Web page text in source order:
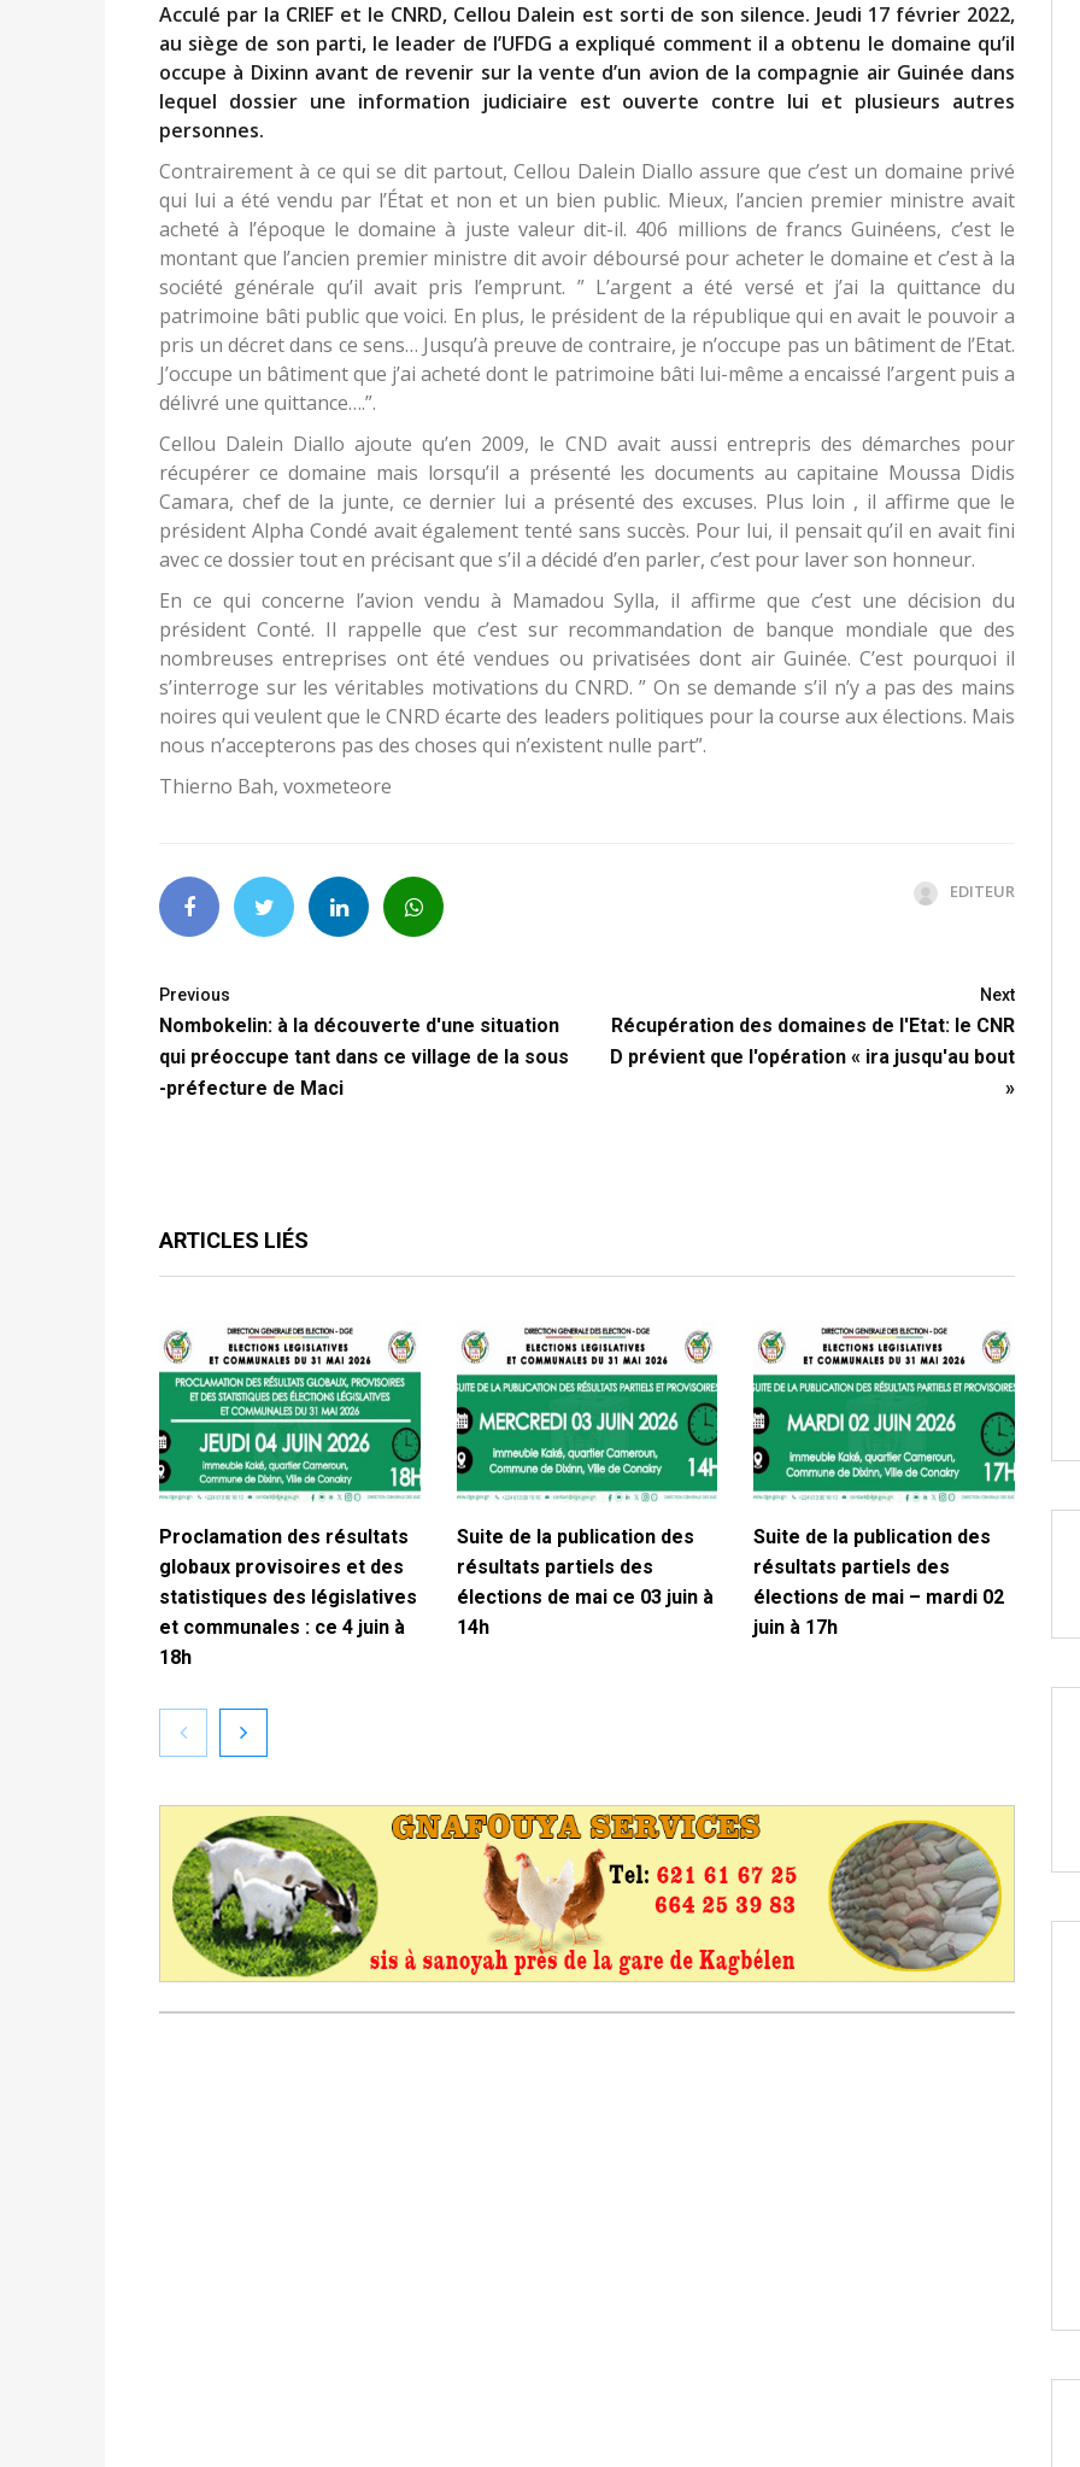
Acculé par la CRIEF et le CNRD, Cellou Dalein est sorti de son silence. Jeudi 17 février 2022,
au siège de son parti, le leader de l’UFDG a expliqué comment il a obtenu le domaine qu’il
occupe à Dixinn avant de revenir sur la vente d’un avion de la compagnie air Guinée dans
lequel dossier une information judiciaire est ouverte contre lui et plusieurs autres
personnes.
Contrairement à ce qui se dit partout, Cellou Dalein Diallo assure que c’est un domaine privé
qui lui a été vendu par l’État et non et un bien public. Mieux, l’ancien premier ministre avait
acheté à l’époque le domaine à juste valeur dit-il. 406 millions de francs Guinéens, c’est le
montant que l’ancien premier ministre dit avoir déboursé pour acheter le domaine et c’est à la
société générale qu’il avait pris l’emprunt. ” L’argent a été versé et j’ai la quittance du
patrimoine bâti public que voici. En plus, le président de la république qui en avait le pouvoir a
pris un décret dans ce sens… Jusqu’à preuve de contraire, je n’occupe pas un bâtiment de l’Etat.
J’occupe un bâtiment que j’ai acheté dont le patrimoine bâti lui-même a encaissé l’argent puis a
délivré une quittance….”.
Cellou Dalein Diallo ajoute qu’en 2009, le CND avait aussi entrepris des démarches pour
récupérer ce domaine mais lorsqu’il a présenté les documents au capitaine Moussa Didis
Camara, chef de la junte, ce dernier lui a présenté des excuses. Plus loin , il affirme que le
président Alpha Condé avait également tenté sans succès. Pour lui, il pensait qu’il en avait fini
avec ce dossier tout en précisant que s’il a décidé d’en parler, c’est pour laver son honneur.
En ce qui concerne l’avion vendu à Mamadou Sylla, il affirme que c’est une décision du
président Conté. Il rappelle que c’est sur recommandation de banque mondiale que des
nombreuses entreprises ont été vendues ou privatisées dont air Guinée. C’est pourquoi il
s’interroge sur les véritables motivations du CNRD. ” On se demande s’il n’y a pas des mains
noires qui veulent que le CNRD écarte des leaders politiques pour la course aux élections. Mais
nous n’accepterons pas des choses qui n’existent nulle part”.
Thierno Bah, voxmeteore
EDITEUR
Previous
Nombokelin: à la découverte d'une situation
qui préoccupe tant dans ce village de la sous
-préfecture de Maci
Next
Récupération des domaines de l'Etat: le CNR
D prévient que l'opération « ira jusqu'au bout
»
ARTICLES LIÉS
Proclamation des résultats
globaux provisoires et des
statistiques des législatives
et communales : ce 4 juin à
18h
Suite de la publication des
résultats partiels des
élections de mai ce 03 juin à
14h
Suite de la publication des
résultats partiels des
élections de mai – mardi 02
juin à 17h